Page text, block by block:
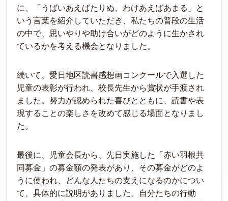
に、「うばいあえばたりぬ、わけあえばあまる」と
いう言葉を紹介していただき、私たちの普段の生活
の中で、思いやりや助け合いがどのように生かされ
ているかを考える機会となりました。
続いて、愛日地区読書感想画コンクールで入選した
児童の表彰が行われ、校長先生から賞状が手渡され
ました。努力が認められた喜びとともに、読書や表
現することの楽しさを改めて感じる場面となりまし
た。
最後に、児童会長から、先日実施した「赤い羽根共
同募金」の募金額の発表があり、その募金がどのよ
うに使われ、どんな人たちの支えになるのかについ
て、具体的に説明がありました。自分たちの行動